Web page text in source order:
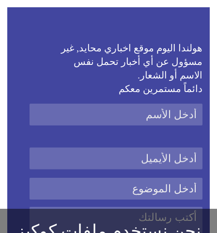
هولندا اليوم موقع اخباري محايد, غير
مسؤول عن أي أخبار تحمل نفس
الاسم أو الشعار.
دائماً مستمرين معكم